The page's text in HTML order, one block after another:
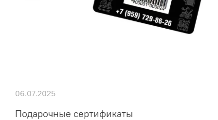
Подарочные сертификаты
06.07.2025